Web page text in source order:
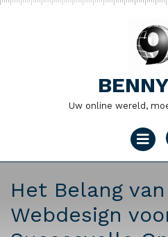
Naar
Uw online wereld,
Het Belang
Webdesign